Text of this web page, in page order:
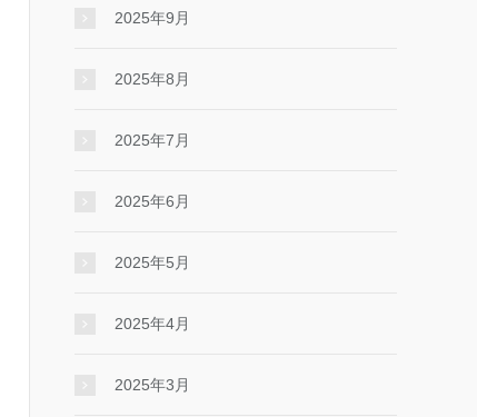
2025年9月
2025年8月
2025年7月
2025年6月
2025年5月
2025年4月
2025年3月